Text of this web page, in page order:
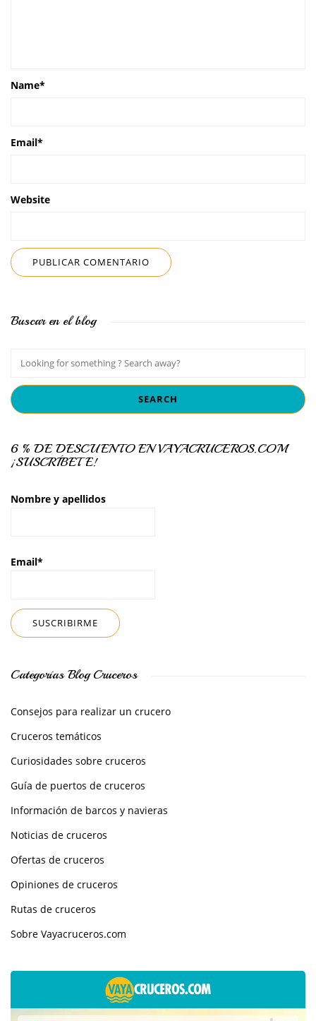
Name*
Email*
Website
Buscar en el blog
6 % DE DESCUENTO EN VAYACRUCEROS.COM
¡SUSCRÍBETE!
Nombre y apellidos
Email*
Categorías Blog Cruceros
Consejos para realizar un crucero
Cruceros temáticos
Curiosidades sobre cruceros
Guía de puertos de cruceros
Información de barcos y navieras
Noticias de cruceros
Ofertas de cruceros
Opiniones de cruceros
Rutas de cruceros
Sobre Vayacruceros.com